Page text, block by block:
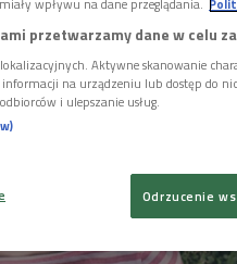
wpływu na dane przeglądania.
przetwarzamy dane w celu
Aktywne skanowanie
na urządzeniu lub dostęp do
i ulepszanie usług.
Odrzucenie